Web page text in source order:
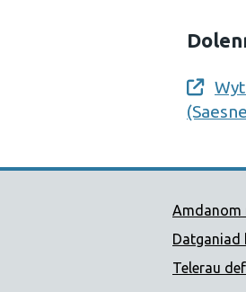
Dolenni Amdanom
Datganiad
Telerau